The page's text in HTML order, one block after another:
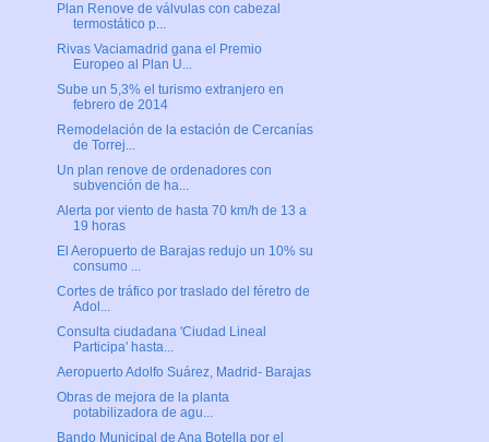
Plan Renove de válvulas con cabezal
termostático p...
Rivas Vaciamadrid gana el Premio
Europeo al Plan U...
Sube un 5,3% el turismo extranjero en
febrero de 2014
Remodelación de la estación de Cercanías
de Torrej...
Un plan renove de ordenadores con
subvención de ha...
Alerta por viento de hasta 70 km/h de 13 a
19 horas
El Aeropuerto de Barajas redujo un 10% su
consumo ...
Cortes de tráfico por traslado del féretro de
Adol...
Consulta ciudadana 'Ciudad Lineal
Participa' hasta...
Aeropuerto Adolfo Suárez, Madrid- Barajas
Obras de mejora de la planta
potabilizadora de agu...
Bando Municipal de Ana Botella por el